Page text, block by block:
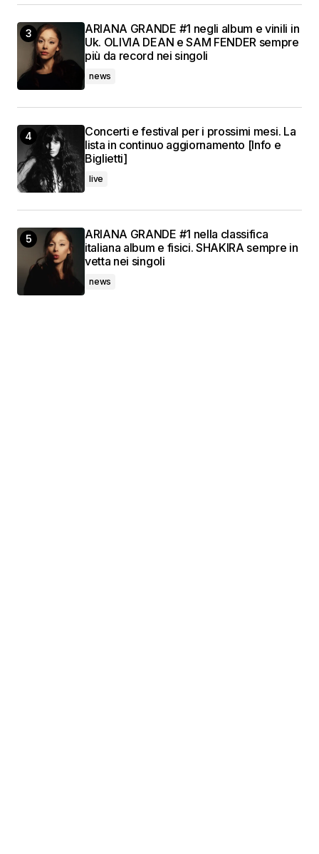
ARIANA GRANDE #1 negli album e vinili in
Uk. OLIVIA DEAN e SAM FENDER sempre
più da record nei singoli
news
Concerti e festival per i prossimi mesi. La
lista in continuo aggiornamento [Info e
Biglietti]
live
ARIANA GRANDE #1 nella classifica
italiana album e fisici. SHAKIRA sempre in
vetta nei singoli
news